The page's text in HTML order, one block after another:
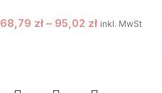
68,79 zł – 95,02 zł inkl. MwSt